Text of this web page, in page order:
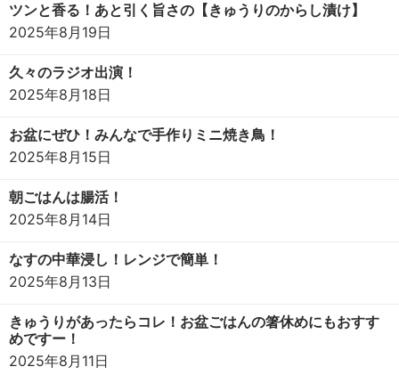
ツンと香る！あと引く旨さの【きゅうりのからし漬け】
2025年8月19日
久々のラジオ出演！
2025年8月18日
お盆にぜひ！みんなで手作りミニ焼き鳥！
2025年8月15日
朝ごはんは腸活！
2025年8月14日
なすの中華浸し！レンジで簡単！
2025年8月13日
きゅうりがあったらコレ！お盆ごはんの箸休めにもおすす
めですー！
2025年8月11日